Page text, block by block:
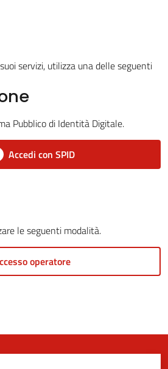
servizi, utilizza una delle seguenti
Pubblico di Identità Digitale.
Accedi con SPID
le seguenti modalità.
operatore